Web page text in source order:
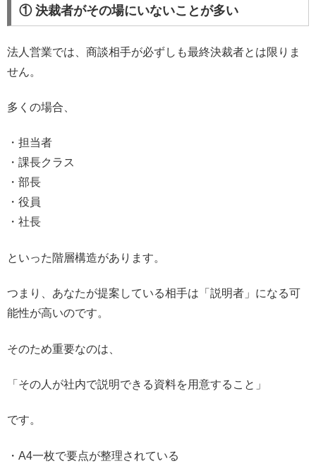
① 決裁者がその場にいないことが多い
法人営業では、商談相手が必ずしも最終決裁者とは限りま
せん。
多くの場合、
・担当者
・課長クラス
・部長
・役員
・社長
といった階層構造があります。
つまり、あなたが提案している相手は「説明者」になる可
能性が高いのです。
そのため重要なのは、
「その人が社内で説明できる資料を用意すること」
です。
・A4一枚で要点が整理されている